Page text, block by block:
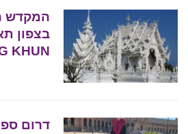
המקדש
בצפון
KHUN
דרום